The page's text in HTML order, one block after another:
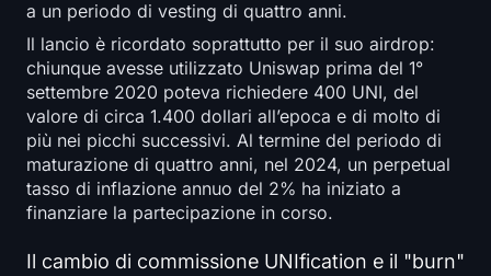
a un periodo di vesting di quattro anni.
Il lancio è ricordato soprattutto per il suo airdrop:
chiunque avesse utilizzato Uniswap prima del 1°
settembre 2020 poteva richiedere 400 UNI, del
valore di circa 1.400 dollari all’epoca e di molto di
più nei picchi successivi. Al termine del periodo di
maturazione di quattro anni, nel 2024, un perpetual
tasso di inflazione annuo del 2% ha iniziato a
finanziare la partecipazione in corso.
Il cambio di commissione UNIfication e il "burn"